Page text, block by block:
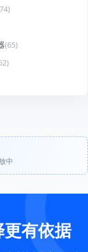
(65)
中
有依据